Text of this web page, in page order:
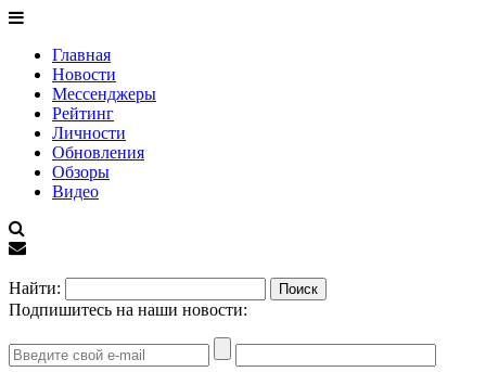
Главная
Новости
Мессенджеры
Рейтинг
Личности
Обновления
Обзоры
Видео
Найти:
Подпишитесь на наши новости: